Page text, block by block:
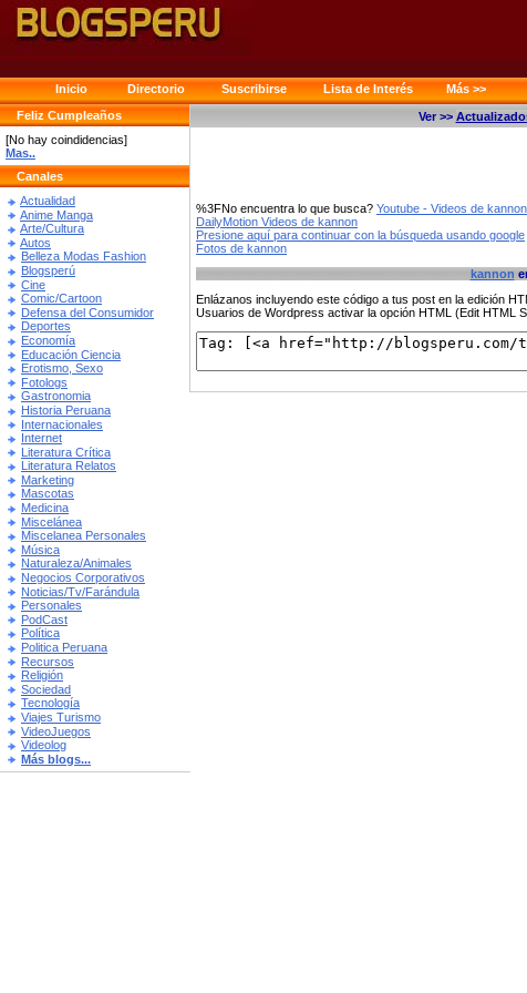
Inicio Directorio Suscribirse Lista de Interés
Más >>
Feliz Cumpleaños
[No hay coindidencias]
Mas..
Canales
Actualidad
Anime Manga
Arte/Cultura
Autos
Belleza Modas Fashion
Blogsperú
Cine
Comic/Cartoon
Defensa del Consumidor
Deportes
Economía
Educación Ciencia
Erotismo, Sexo
Fotologs
Gastronomia
Historia Peruana
Internacionales
Internet
Literatura Crítica
Literatura Relatos
Marketing
Mascotas
Medicina
Miscelánea
Miscelanea Personales
Música
Naturaleza/Animales
Negocios Corporativos
Noticias/Tv/Farándula
Personales
PodCast
Política
Politica Peruana
Recursos
Religión
Sociedad
Tecnología
Viajes Turismo
VideoJuegos
Videolog
Más blogs...
Ver >>
%3FNo encuentra lo que busca? Youtube - Videos de kannon
DailyMotion Videos de kannon
Presione aquí para continuar con la búsqueda usando google
Fotos de kannon
kannon
Enlázanos incluyendo este código a tus post en la edición
Usuarios de Wordpress activar la opción HTML (Edit HTML